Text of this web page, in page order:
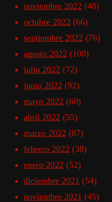
noviembre 2022 (48)
octubre 2022 (66)
septiembre 2022 (76)
agosto 2022 (100)
julio 2022 (72)
junio 2022 (92)
mayo 2022 (60)
abril 2022 (55)
marzo 2022 (87)
febrero 2022 (38)
enero 2022 (52)
diciembre 2021 (54)
noviembre 2021 (45)